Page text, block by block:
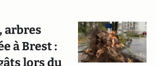
arbres
à Brest :
lors du